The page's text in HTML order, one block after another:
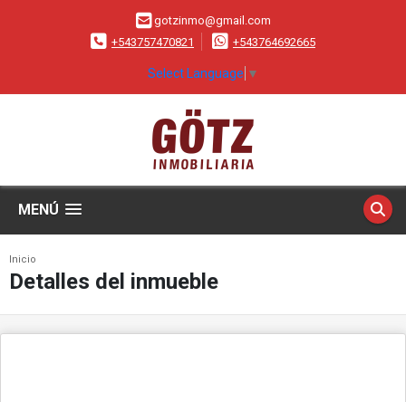
gotzinmo@gmail.com
+543757470821
+543764692665
Select Language ▼
MENÚ
Inicio
Detalles del inmueble